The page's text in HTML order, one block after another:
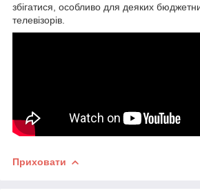
збігатися, особливо для деяких
телевізорів.
Приховати